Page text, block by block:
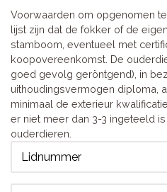
Voorwaarden om opgenomen
lijst zijn dat de fokker of de
stamboom, eventueel met
koopovereenkomst. De
goed gevolg geröntgend), in
uithoudingsvermogen diploma,
minimaal de exterieur
er niet meer dan 3-3 ingeteeld
ouderdieren.
Lidnummer